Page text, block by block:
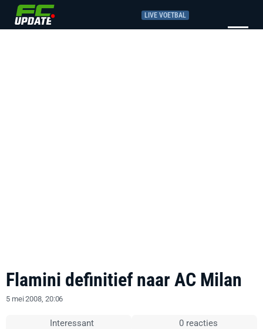
LIVE VOETBAL
Flamini definitief naar AC Milan
5 mei 2008, 20:06
Interessant 0 reacties